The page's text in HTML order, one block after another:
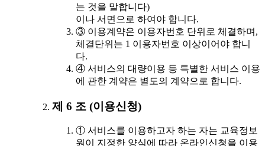
는 것을 말합니다)
이나 서면으로 하여야 합니다.
③ 이용계약은 이용자번호 단위로 체결하며,
체결단위는 1 이용자번호 이상이어야 합니
다.
④ 서비스의 대량이용 등 특별한 서비스 이용
에 관한 계약은 별도의 계약으로 합니다.
제 6 조 (이용신청)
① 서비스를 이용하고자 하는 자는 교육정보
원이 지정한 양식에 따라 온라인신청을 이용